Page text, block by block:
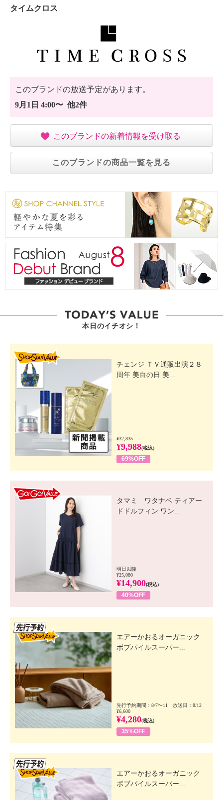
・アイロン仕上げ：不可
・ドライクリーニング：可
・ウエットクリーニング：可
【個体差あり】
・個体差あり
・日本製
タイムクロス
このブランドの放送予定があります。
9月1日 4:00〜 他2件
このブランドの新着情報を受け取る
このブランドの商品一覧を見る
本日のイチオシ！
チェンジ ＴＶ通販出演２８
周年 美白の日 美...
¥32,835
¥9,988(税込)
69%OFF
タマミ ワタナベ ティアー
ドドルフィン ワン...
明日以降
¥25,080
¥14,900(税込)
40%OFF
エアーかおるオーガニック
ボブパイルスーパー...
先行予約期間：8/7〜11 放送日：8/12
¥6,600
¥4,280(税込)
35%OFF
エアーかおるオーガニック
ボブパイルスーパー...